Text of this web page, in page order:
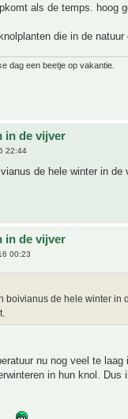
als de temps. hoog
die in de
dag een beetje op vakantie.
in de vijver
22:44
de hele winter in
in de vijver
00:23
boivianus de hele winter
nu nog veel te
in hun knol.